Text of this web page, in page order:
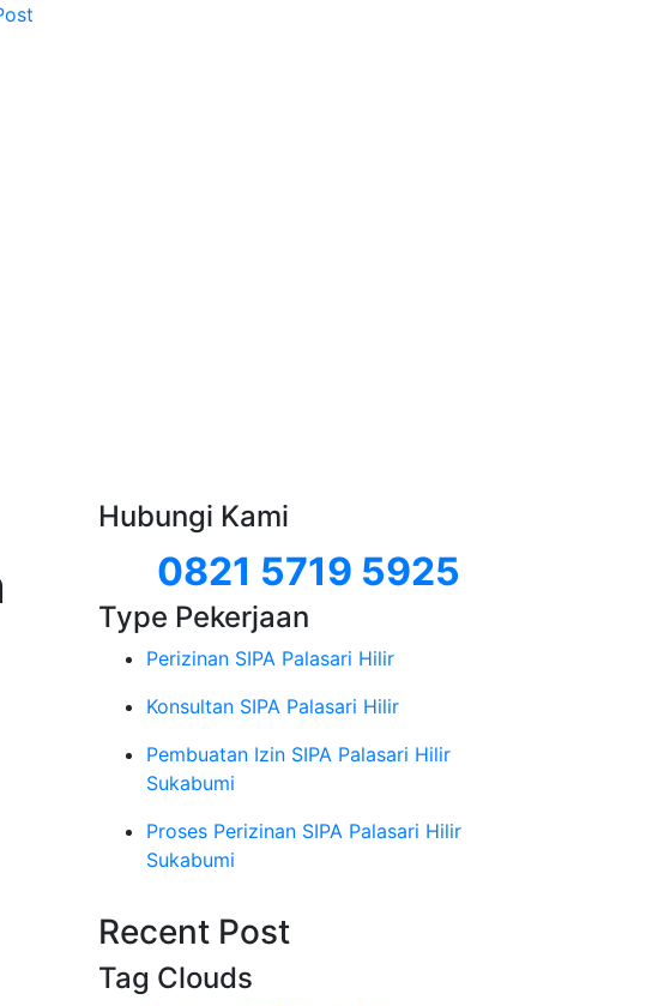
Hubungi Kami
0821 5719 5925
Type Pekerjaan
Perizinan SIPA Palasari Hilir
Konsultan SIPA Palasari Hilir
Pembuatan Izin SIPA Palasari Hilir
Sukabumi
Proses Perizinan SIPA Palasari Hilir
Sukabumi
Recent Post
Tag Clouds